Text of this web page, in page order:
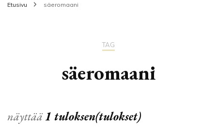
Etusivu säeromaani
TAG
säeromaani
näyttää1 tuloksen(tulokset)